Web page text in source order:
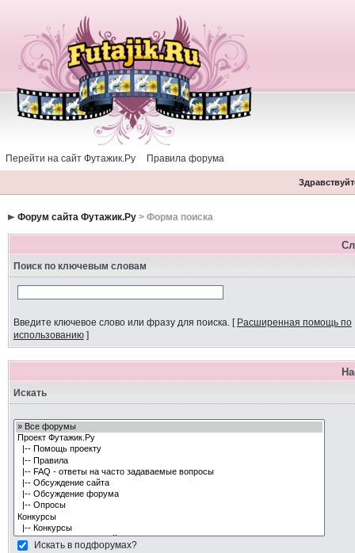
Перейти на сайт Футажик.Ру Правила форума
Форум сайта Футажик.Ру> Форма поиска
Поиск по ключевым словам
Введите ключевое слово или фразу для поиска.[ Расширенная помощь по
использованию]
Искать
Искать в подфорумах?